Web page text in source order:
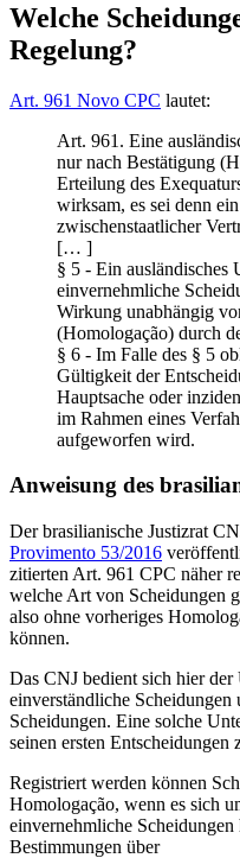
Welche
Regelung?
Art. 961 Novo CPC lautet:
Art. 961. Eine
nur nach Bestätigung
Erteilung des
wirksam, es sei denn
zwischenstaatlicher
[… ]
§ 5 - Ein ausländisches
einvernehmliche
Wirkung unabhängig
(Homologação) durch
§ 6 - Im Falle des § 5
Gültigkeit der
Hauptsache oder
im Rahmen eines
aufgeworfen wird.
Anweisung des
Der brasilianische Justizrat
Provimento 53/2016
zitierten Art. 961 CPC näher
welche Art von Scheidungen
also ohne vorheriges
können.
Das CNJ bedient sich hier
einverständliche
Scheidungen. Eine solche
seinen ersten Entscheidungen
Registriert werden können
Homologação, wenn es sich
einvernehmliche
Bestimmungen über